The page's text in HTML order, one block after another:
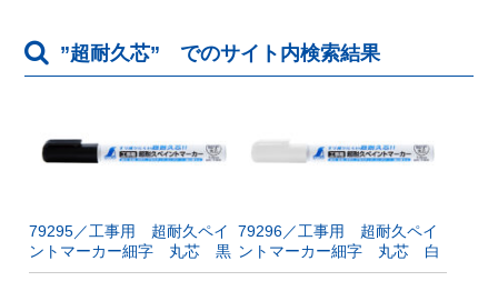
”超耐久芯” でのサイト内検索結果
79295／工事用 超耐久ペイ
ントマーカー細字 丸芯 黒
79296／工事用 超耐久ペイ
ントマーカー細字 丸芯 白